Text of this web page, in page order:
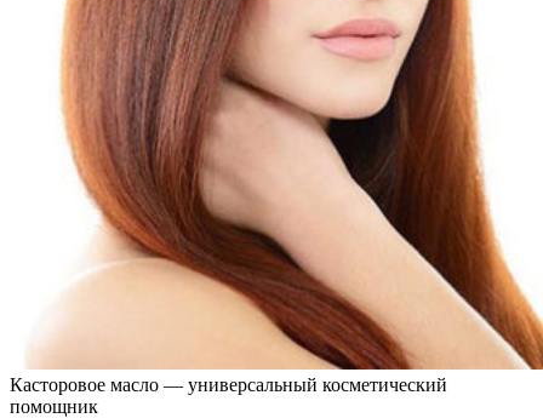
Касторовое масло — универсальный косметический
помощник